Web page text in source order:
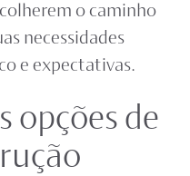
o caminho
necessidades
e expectativas.
opções de